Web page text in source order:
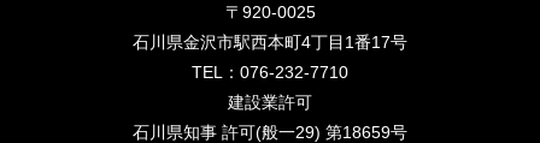
〒920-0025
石川県金沢市駅西本町4丁目1番17号
TEL：076-232-7710
建設業許可
石川県知事 許可(般一29) 第18659号